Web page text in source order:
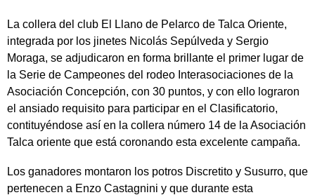
La collera del club El Llano de Pelarco de Talca Oriente,
integrada por los jinetes Nicolás Sepúlveda y Sergio
Moraga, se adjudicaron en forma brillante el primer lugar de
la Serie de Campeones del rodeo Interasociaciones de la
Asociación Concepción, con 30 puntos, y con ello lograron
el ansiado requisito para participar en el Clasificatorio,
contituyéndose así en la collera número 14 de la Asociación
Talca oriente que está coronando esta excelente campaña.
Los ganadores montaron los potros Discretito y Susurro, que
pertenecen a Enzo Castagnini y que durante esta